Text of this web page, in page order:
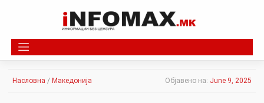
Насловна / Македонија Објавено на: June 9, 2025